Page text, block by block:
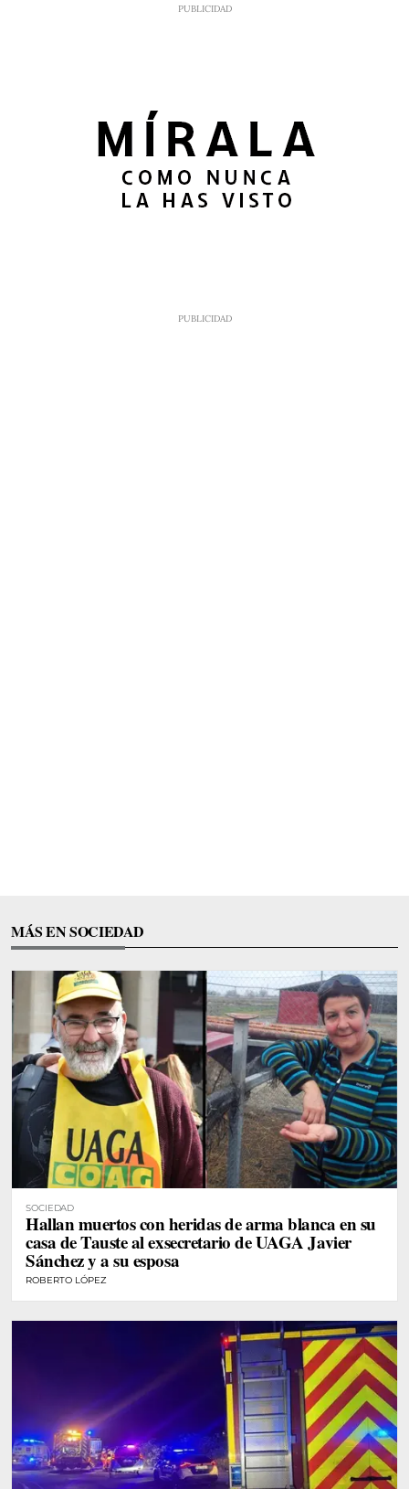
MÁS EN SOCIEDAD
SOCIEDAD
Hallan muertos con heridas de arma blanca en su
casa de Tauste al exsecretario de UAGA Javier
Sánchez y a su esposa
ROBERTO LÓPEZ